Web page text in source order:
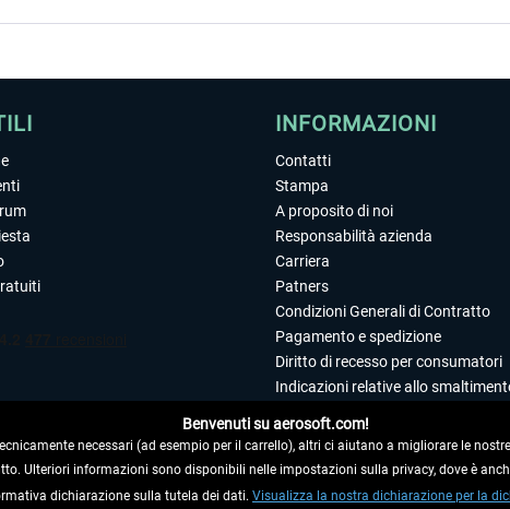
DAL CONTRATTO
INFORMAZIONI
Contatti
Stampa
A proposito di noi
Responsabilità azienda
Carriera
Patners
Condizioni Generali di Contratto
Pagamento e spedizione
Diritto di recesso per consumatori
Indicazioni relative allo
Editoriale
Benvenuti su aerosoft.com!
necessari (ad esempio per il carrello), altri ci aiutano a migliorare le
Ulteriori informazioni sono disponibili nelle impostazioni sulla privacy, dove è
dichiarazione sulla tutela dei dati. Visualizza la nostra dichiarazione per la